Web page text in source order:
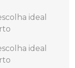
ideal
ideal